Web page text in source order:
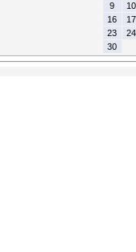
9
10
16
17
23
24
30